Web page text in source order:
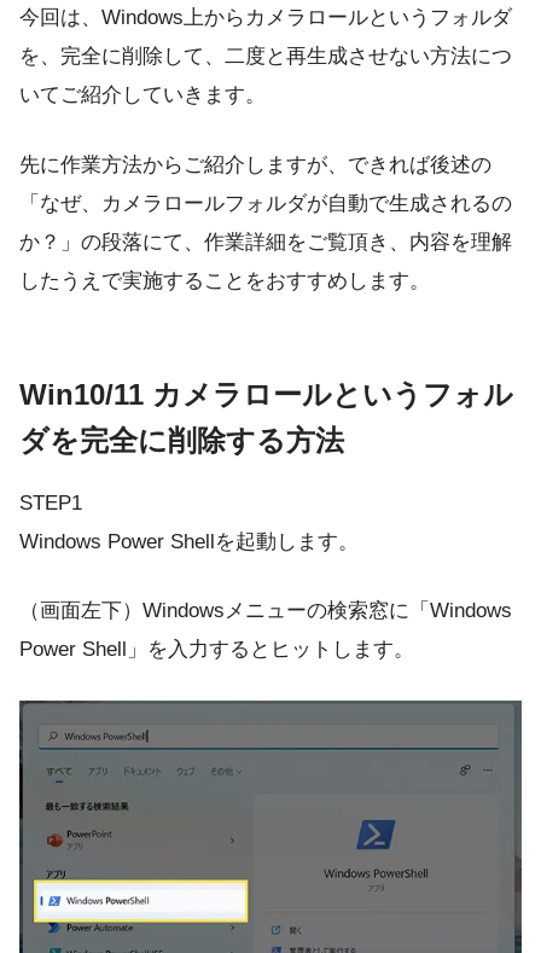
今回は、Windows上からカメラロールというフォルダ
を、完全に削除して、二度と再生成させない方法につ
いてご紹介していきます。
先に作業方法からご紹介しますが、できれば後述の
「なぜ、カメラロールフォルダが自動で生成されるの
か？」の段落にて、作業詳細をご覧頂き、内容を理解
したうえで実施することをおすすめします。
Win10/11 カメラロールというフォル
ダを完全に削除する方法
STEP1
Windows Power Shellを起動します。
（画面左下）Windowsメニューの検索窓に「Windows
Power Shell」を入力するとヒットします。